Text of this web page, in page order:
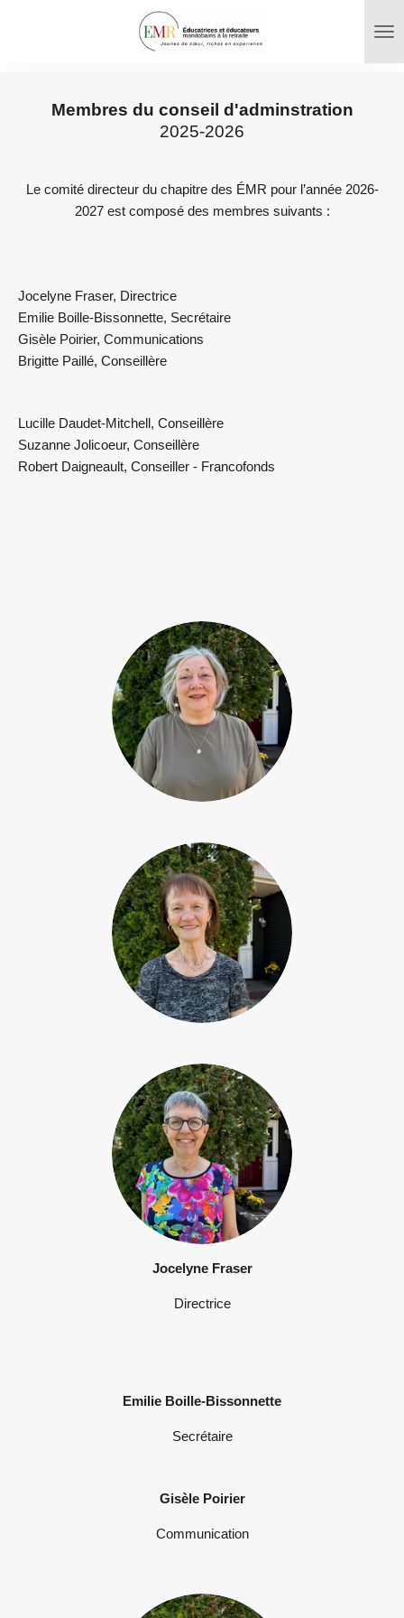
Membres du conseil d'adminstration
2025-2026
Le comité directeur du chapitre des ÉMR pour l’année 2026-
2027 est composé des membres suivants :
Jocelyne Fraser, Directrice
Emilie Boille-Bissonnette, Secrétaire
Gisèle Poirier, Communications
Brigitte Paillé, Conseillère
Lucille Daudet-Mitchell, Conseillère
Suzanne Jolicoeur, Conseillère
Robert Daigneault, Conseiller - Francofonds
Jocelyne Fraser
Directrice
Emilie Boille-Bissonnette
Secrétaire
Gisèle Poirier
Communication